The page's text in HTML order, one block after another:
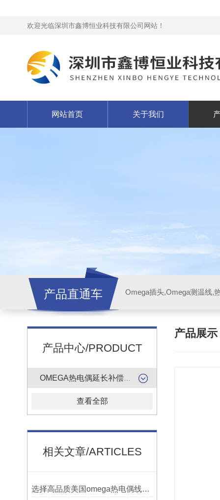
欢迎光临深圳市鑫博恒业科技有限公司网站！
网站首页 关于我们
产品直通车
产品中心/PRODUCT
查看全部
相关文章/ARTICLES
选择高品质美国omega热电偶线的要点？
产品展示